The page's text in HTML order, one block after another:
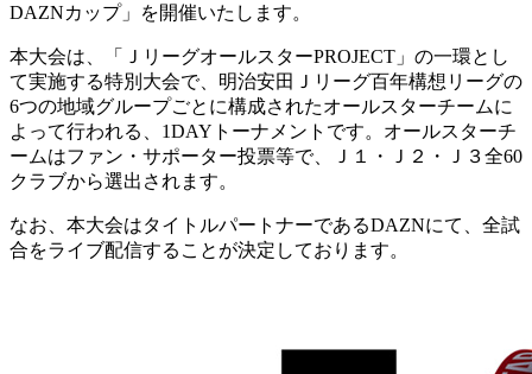
DAZNカップ」を開催いたします。
本大会は、「ＪリーグオールスターPROJECT」の一環とし
て実施する特別大会で、明治安田Ｊリーグ百年構想リーグの
6つの地域グループごとに構成されたオールスターチームに
よって行われる、1DAYトーナメントです。オールスターチ
ームはファン・サポーター投票等で、Ｊ１・Ｊ２・Ｊ３全60
クラブから選出されます。
なお、本大会はタイトルパートナーであるDAZNにて、全試
合をライブ配信することが決定しております。